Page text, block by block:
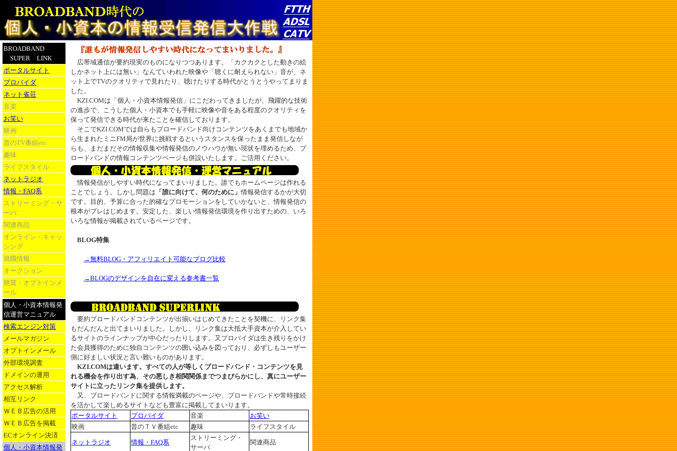
BROADBAND
SUPER LINK
ポータルサイト
プロバイダ
ネット雀荘
音楽
お笑い
映画
昔のTV番組etc
趣味
ライフスタイル
ネットラジオ
情報・FAQ系
ストリーミング・サ
ーバ
関連商品
オンライン・キャッ
シング
就職情報
オークション
懸賞・オプトインメ
ール
個人・小資本情報発
信運営マニュアル
検索エンジン対策
メールマガジン
オプトインメール
外部環境調査
ドメインの運用
アクセス解析
相互リンク
ＷＥＢ広告の活用
ＷＥＢ広告を掲載
ECオンライン決済
個人・小資本情報発
広帯域通信が要約現実のものになりつつあります。「カクカクとした動きの絵
しかネット上には無い」なんていわれた映像や「聴くに耐えられない」音が、ネ
ット上でTVのクオリティで見れたり、聴けたりする時代がとうとうやってまりま
した。
KZI.COMは「個人・小資本情報発信」にこだわってきましたが、飛躍的な技術
の進歩で、こうした個人・小資本でも手軽に映像や音をある程度のクオリティを
保って発信できる時代が来たことを確信しております。
そこでKZI.COMでは自らもブロードバンド向けコンテンツをあくまでも地域か
ら生まれたミニFM局が世界に挑戦するというスタンスを保ったまま発信しなが
らも、まだまだその情報収集や情報発信のノウハウが無い現状を埋めるため、ブ
ロードバンドの情報コンテンツページも併設いたします。ご活用ください。
情報発信がしやすい時代になってまいりました。誰でもホームページは作れる
ことでしょう。しかし問題は 「誰に向けて、何のために」情報発信するかが大切
です。目的、予算に合った的確なプロモーションをしていかないと、情報発信の
根本がブレはじめます。安定した、楽しい情報発信環境を作り出すための、いろ
いろな情報が掲載されているページです。
BLOG特集
→無料BLOG・アフィリエイト可能なブログ比較
→BLOGのデザインを自在に変える参考書一覧
要約ブロードバンドコンテンツが出揃いはじめてきたことを契機に、リンク集
もだんだんと出てまいりました。しかし、リンク集は大抵大手資本が介入してい
るサイトのラインナップが中心だったりします。又プロバイダは生き残りをかけ
た会員獲得のために独自コンテンツの囲い込みを図っており、必ずしもユーザー
側に好ましい状況と言い難いものがあります。
KZI.COMは違います。すべての人が等しくブロードバンド・コンテンツを見
れる機会を作り出す為、その悪しき相関関係までつまびらかにし、真にユーザー
サイトに立ったリンク集を提供します。
又、ブロードバンドに関する情報満載のページや、ブロードバンドや常時接続
を活かして楽しめるサイトなども豊富に掲載してまいります。
ポータルサイト
プロバイダ 音楽
お笑い
映画
昔のＴＶ番組etc 趣味 ライフスタイル
ネットラジオ 情報・FAQ系
ストリーミング・
サーバ
関連商品